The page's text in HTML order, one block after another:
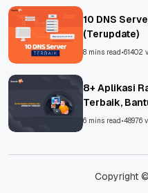
10 DNS
(Terupdate)
8 mins read•61402
8+ Aplikasi
Terbaik,
Asing!
6 mins read•48976
Copyright